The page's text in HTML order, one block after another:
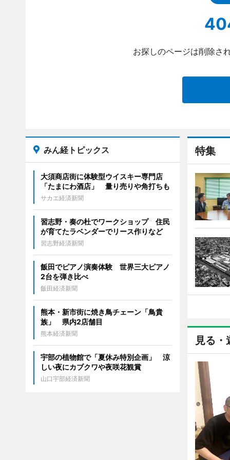
お探しのページは削除さ
特集
見る・
みん経トピックス
大須商店街に体験型ウイスキー専門店
「たまにわ酒店」 量り売りや角打ちも
サカエ経済新聞
習志野・奏の杜でワークショップ 住民
が育てたラベンダーでリース作りなど
習志野経済新聞
飯田でピアノ演奏体験 世界三大ピアノ
2台を弾き比べ
飯田経済新聞
熊本・新市街に焼き鳥チェーン「鳥貴
族」 県内2店舗目
熊本経済新聞
宇部の植物館で「夏休み特別企画」 涼
しい夜にカブクワや夜咲花観賞
山口宇部経済新聞